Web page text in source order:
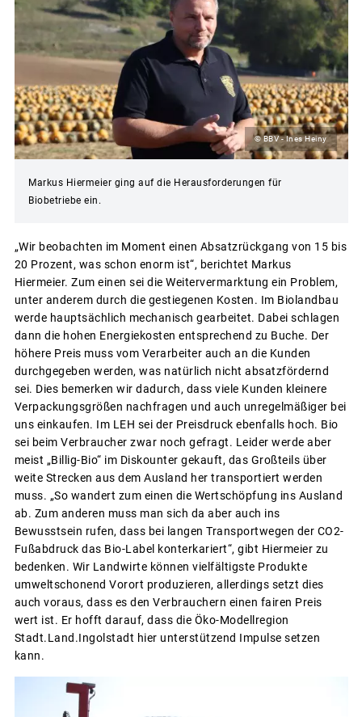
© BBV - Ines Heiny
Markus Hiermeier ging auf die Herausforderungen für
Biobetriebe ein.
„Wir beobachten im Moment einen Absatzrückgang von 15 bis
20 Prozent, was schon enorm ist“, berichtet Markus
Hiermeier. Zum einen sei die Weitervermarktung ein Problem,
unter anderem durch die gestiegenen Kosten. Im Biolandbau
werde hauptsächlich mechanisch gearbeitet. Dabei schlagen
dann die hohen Energiekosten entsprechend zu Buche. Der
höhere Preis muss vom Verarbeiter auch an die Kunden
durchgegeben werden, was natürlich nicht absatzfördernd
sei. Dies bemerken wir dadurch, dass viele Kunden kleinere
Verpackungsgrößen nachfragen und auch unregelmäßiger bei
uns einkaufen. Im LEH sei der Preisdruck ebenfalls hoch. Bio
sei beim Verbraucher zwar noch gefragt. Leider werde aber
meist „Billig-Bio“ im Diskounter gekauft, das Großteils über
weite Strecken aus dem Ausland her transportiert werden
muss. „So wandert zum einen die Wertschöpfung ins Ausland
ab. Zum anderen muss man sich da aber auch ins
Bewusstsein rufen, dass bei langen Transportwegen der CO2-
Fußabdruck das Bio-Label konterkariert“, gibt Hiermeier zu
bedenken. Wir Landwirte können vielfältigste Produkte
umweltschonend Vorort produzieren, allerdings setzt dies
auch voraus, dass es den Verbrauchern einen fairen Preis
wert ist. Er hofft darauf, dass die Öko-Modellregion
Stadt.Land.Ingolstadt hier unterstützend Impulse setzen
kann.